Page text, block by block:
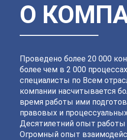
Московский
Невский
Петродворцовый
Приморский
Смольнинский
О
Проведено более 20 000
более чем в 2 000
специалисты по Всем
компании насчитывается
время работы ими
правовых и
Десятилетний опыт работы
Огромный опыт